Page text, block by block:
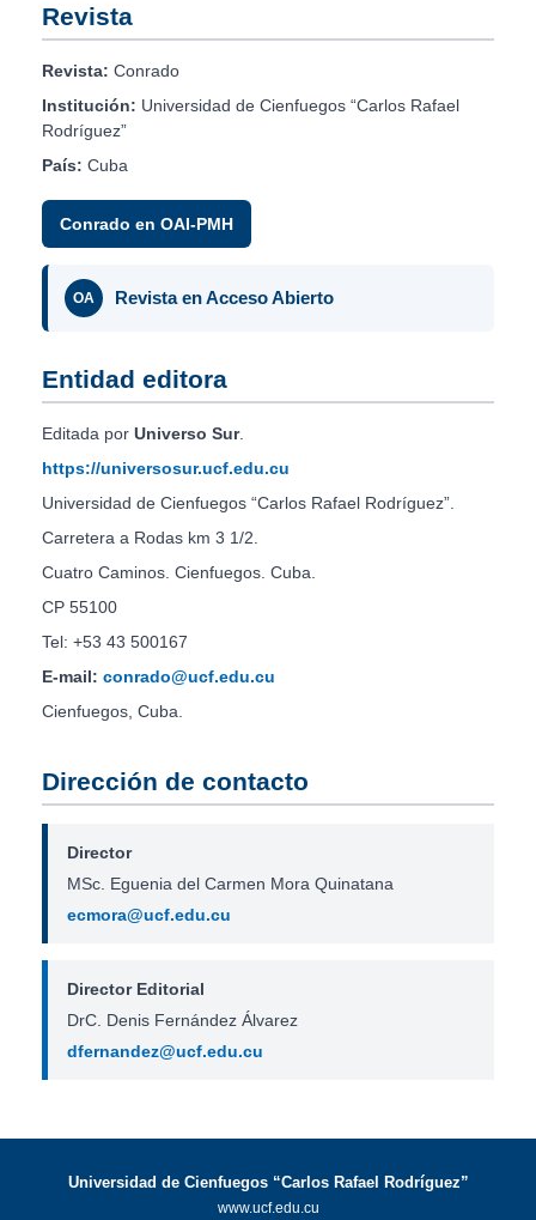
Revista
Revista: Conrado
Institución: Universidad de Cienfuegos “Carlos Rafael
Rodríguez”
País: Cuba
Conrado en OAI-PMH
OA Revista en Acceso Abierto
Entidad editora
Editada por Universo Sur.
https://universosur.ucf.edu.cu
Universidad de Cienfuegos “Carlos Rafael Rodríguez”.
Carretera a Rodas km 3 1/2.
Cuatro Caminos. Cienfuegos. Cuba.
CP 55100
Tel: +53 43 500167
E-mail: conrado@ucf.edu.cu
Cienfuegos, Cuba.
Dirección de contacto
Director
MSc. Eguenia del Carmen Mora Quinatana
ecmora@ucf.edu.cu
Director Editorial
DrC. Denis Fernández Álvarez
dfernandez@ucf.edu.cu
Universidad de Cienfuegos “Carlos Rafael Rodríguez”
www.ucf.edu.cu